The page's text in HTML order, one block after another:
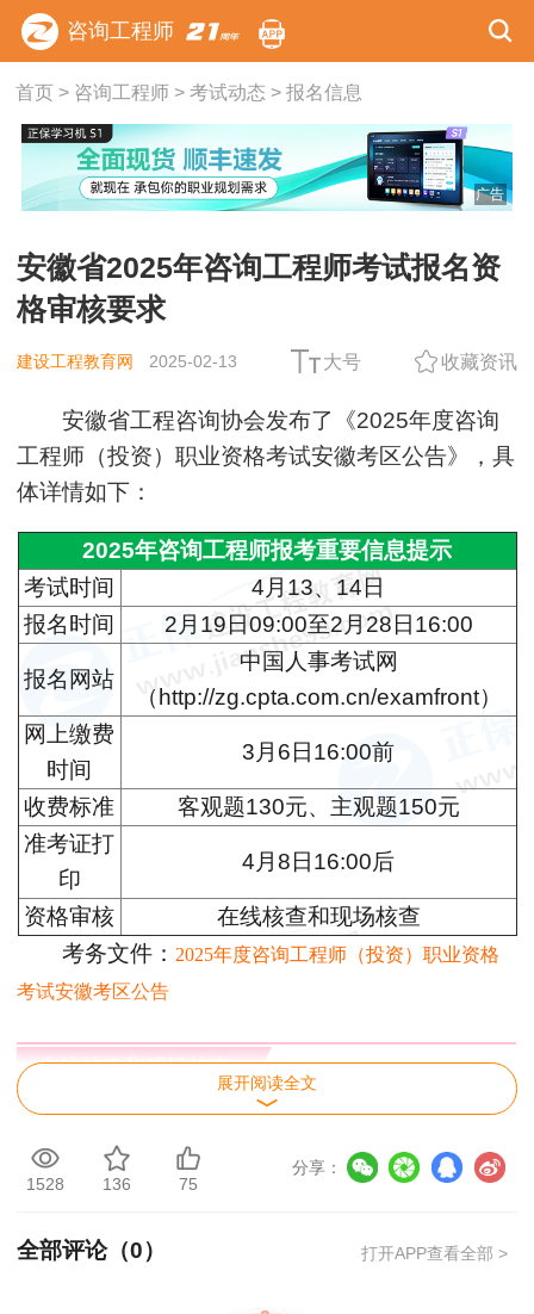
咨询工程师
首页> 咨询工程师> 考试动态 > 报名信息
广告
安徽省2025年咨询工程师考试报名资
格审核要求
建设工程教育网 2025-02-13 大号 收藏资讯
安徽省工程咨询协会发布了《2025年度咨询
工程师（投资）职业资格考试安徽考区公告》，具
体详情如下：
2025年咨询工程师报考重要信息提示
考试时间
4月13、14日
报名时间
2月19日09:00至2月28日16:00
报名网站
中国人事考试网
（http://zg.cpta.com.cn/examfront）
网上缴费
时间
3月6日16:00前
收费标准
客观题130元、主观题150元
准考证打
印
4月8日16:00后
资格审核
在线核查和现场核查
考务文件： 2025年度咨询工程师（投资）职业资格
考试安徽考区公告
在线核查和现场核查
按照告知承诺制有关要求，应对报考人员进行
报考资格核查，具体包括在线核查和现场核查两种
方式。
1.在线核查。报考人员在网上报名系统注册
展开阅读全文
1528 136 75
分享：
全部评论（0） 打开APP查看全部 >